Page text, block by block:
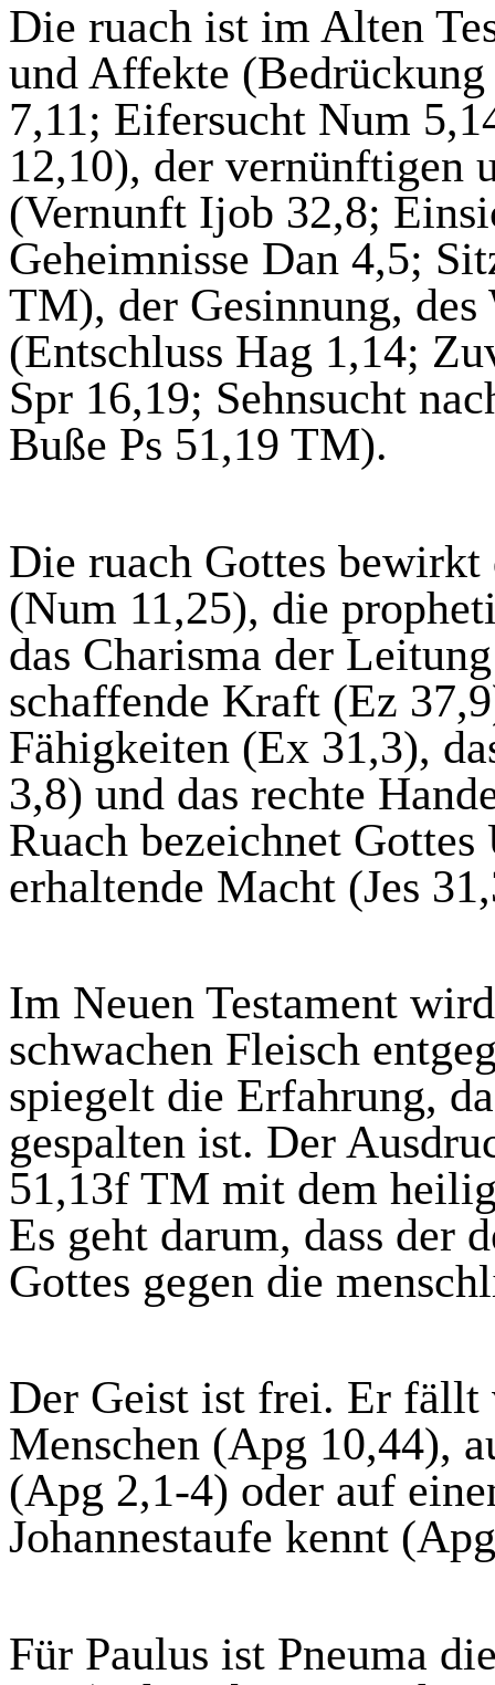
Die ruach ist im Alten
und Affekte
7,11; Eifersucht Num
12,10), der vernünftigen
(Vernunft Ijob 32,8;
Geheimnisse Dan 4,5;
TM), der Gesinnung,
(Entschluss Hag 1,14;
Spr 16,19; Sehnsucht
Buße Ps 51,19 TM).
Die ruach Gottes bewirkt
(Num 11,25), die
das Charisma der
schaffende Kraft (Ez
Fähigkeiten (Ex 31,3),
3,8) und das rechte
Ruach bezeichnet
erhaltende Macht (Jes
Im Neuen Testament
schwachen Fleisch
spiegelt die Erfahrung,
gespalten ist. Der
51,13f TM mit dem
Es geht darum, dass der
Gottes gegen die
Der Geist ist frei. Er fällt
Menschen (Apg 10,44),
(Apg 2,1-4) oder auf
Johannestaufe kennt (Apg
Für Paulus ist Pneuma